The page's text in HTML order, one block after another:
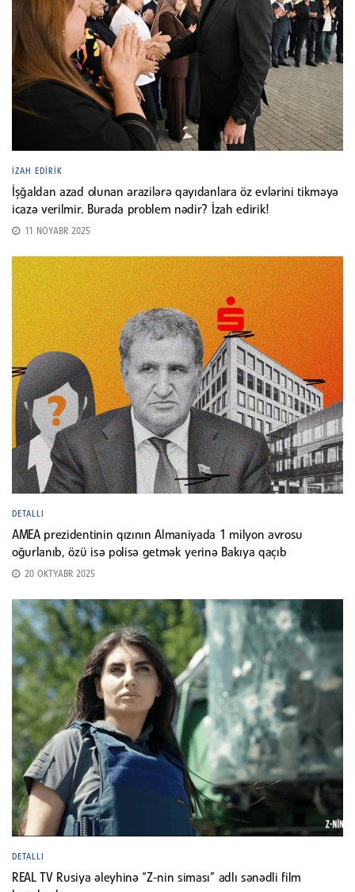
İZAH EDIRIK
İşğaldan azad olunan ərazilərə qayıdanlara öz evlərini tikməyə
icazə verilmir. Burada problem nədir? İzah edirik!
11 NOYABR 2025
DETALLI
AMEA prezidentinin qızının Almaniyada 1 milyon avrosu
oğurlanıb, özü isə polisə getmək yerinə Bakıya qaçıb
20 OKTYABR 2025
DETALLI
REAL TV Rusiya əleyhinə “Z-nin siması” adlı sənədli film